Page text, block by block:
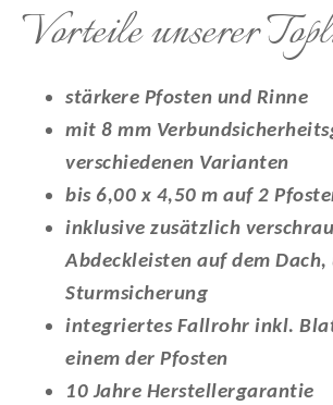
Vorteile unserer
stärkere Pfosten und Rinne
mit 8 mm
verschiedenen Varianten
bis 6,00 x 4,50 m auf 2
inklusive zusätzlich
Abdeckleisten auf dem Dach,
Sturmsicherung
integriertes Fallrohr inkl.
einem der Pfosten
10 Jahre Herstellergarantie